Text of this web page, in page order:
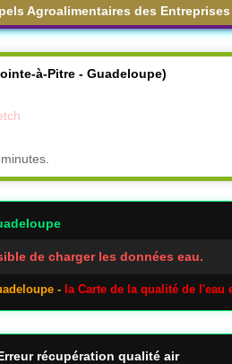
Agroalimentaires des Entreprises
à-Pitre - Guadeloupe)
de charger les données eau.
- la Carte de la qualité de l'eau
récupération qualité air